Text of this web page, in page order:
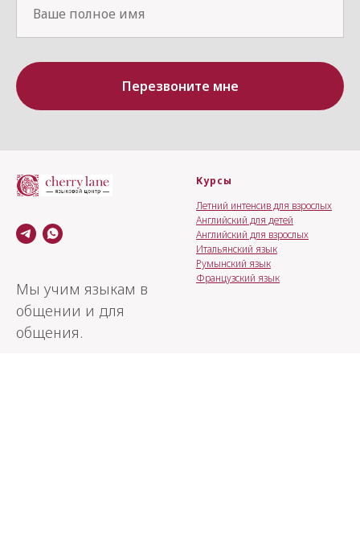
Перезвоните мне
Мы учим языкам в
общении и для
общения.
Курсы
Летний интенсив для взрослых
Английский для детей
Английский для взрослых
Итальянский язык
Румынский язык
Французский язык